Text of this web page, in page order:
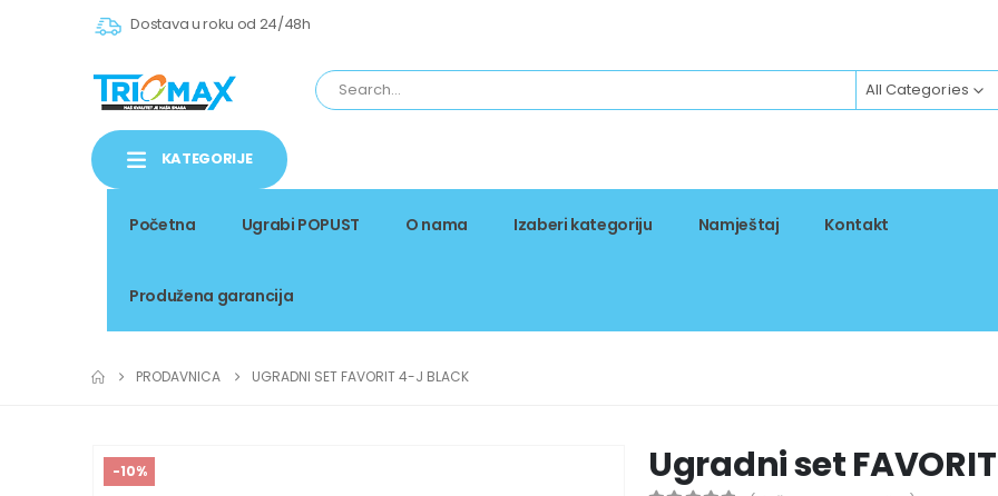
Dostava u roku od 24/48h
All Categories
KATEGORIJE
Početna Ugrabi POPUST O nama Izaberi kategoriju Namještaj Kontakt
Produžena garancija
PRODAVNICA UGRADNI SET FAVORIT 4-J BLACK
-10% Ugradni set